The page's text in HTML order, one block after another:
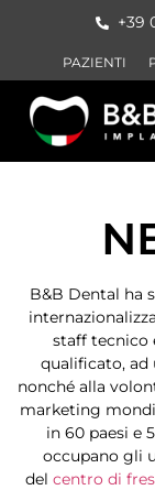
+39
PAZIENTI
B&B Dental ha
staff tecnico
qualificato, ad
nonché alla
marketing
in 60 paesi e
occupano gli
del centro di